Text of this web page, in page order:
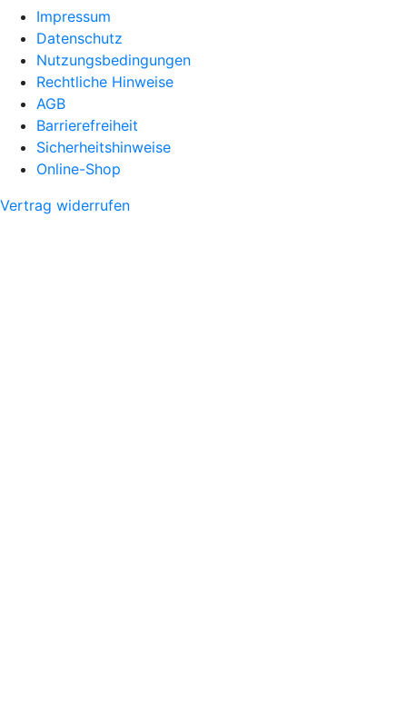
Impressum
Datenschutz
Nutzungsbedingungen
Rechtliche Hinweise
AGB
Barrierefreiheit
Sicherheitshinweise
Online-Shop
Vertrag widerrufen